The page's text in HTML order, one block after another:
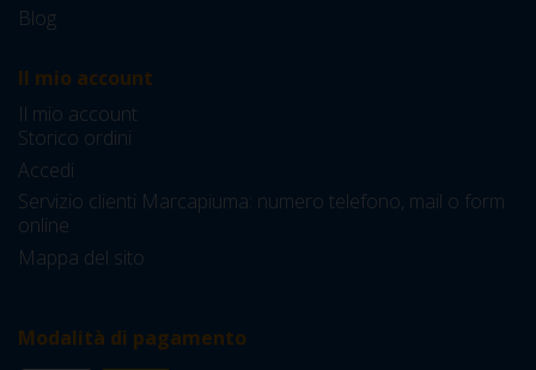
Blog
Il mio account
Il mio account
Storico ordini
Accedi
Servizio clienti Marcapiuma: numero telefono, mail o form
online
Mappa del sito
Modalità di pagamento